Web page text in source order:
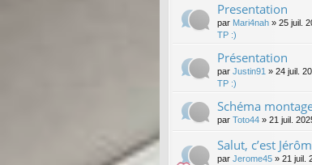
Presentation
par Mari4nah » 25 juil.
TP :)
Présentation
par Justin91 » 24 juil.
TP :)
Schéma
par Toto44 » 21 juil.
Salut, c’est
par Jerome45 » 21 juil.